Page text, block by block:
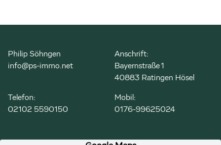
Philip Söhngen
info@ps-immo.net
Anschrift:
Bayernstraße 1
40883 Ratingen Hösel
Telefon:
02102 5590150
Mobil:
0176-99625024